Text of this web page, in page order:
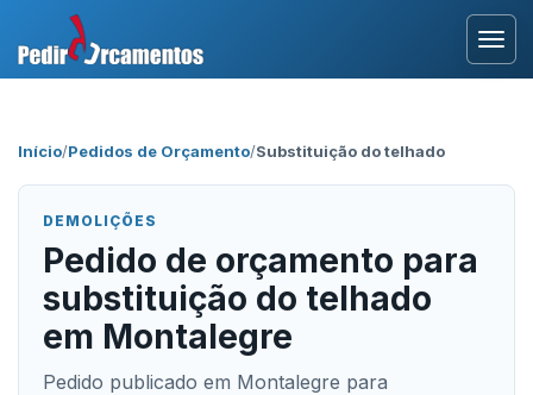
Início/Pedidos de Orçamento/Substituição do telhado
DEMOLIÇÕES
Pedido de orçamento para
substituição do telhado
em Montalegre
Pedido publicado em Montalegre para
Área Profissional
Como Funciona?
Testemunhos